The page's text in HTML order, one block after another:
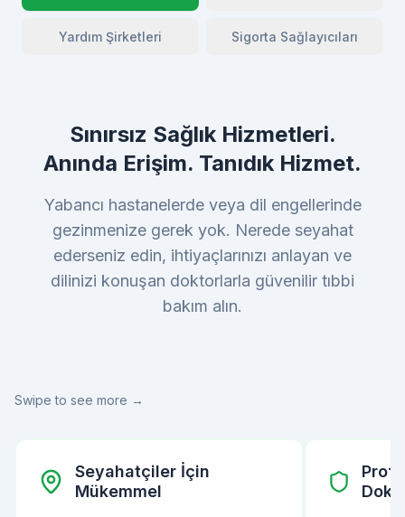
Yardım Şirketleri Sigorta Sağlayıcıları
Sınırsız Sağlık Hizmetleri.
Anında Erişim. Tanıdık Hizmet.
Yabancı hastanelerde veya dil engellerinde
gezinmenize gerek yok. Nerede seyahat
ederseniz edin, ihtiyaçlarınızı anlayan ve
dilinizi konuşan doktorlarla güvenilir tıbbi
bakım alın.
Swipe to see more →
Seyahatçiler İçin
Mükemmel